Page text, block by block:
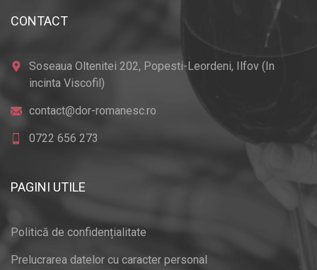
CONTACT
Soseaua Oltenitei 202, Popesti-Leordeni, Ilfov (In
incinta Viscofil)
contact@dor-romanesc.ro
0722 656 273
PAGINI UTILE
Politică de confidențialitate
Prelucrarea datelor cu caracter personal